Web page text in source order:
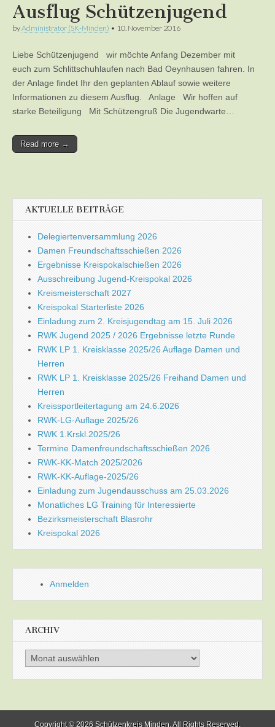
Ausflug Schützenjugend
byAdministrator (SK-Minden) • 10. November 2016
Liebe Schützenjugend wir möchte Anfang Dezember mit
euch zum Schlittschuhlaufen nach Bad Oeynhausen fahren. In
der Anlage findet Ihr den geplanten Ablauf sowie weitere
Informationen zu diesem Ausflug. Anlage Wir hoffen auf
starke Beteiligung Mit Schützengruß Die Jugendwarte…
Read more →
AKTUELLE BEITRÄGE
Delegiertenversammlung 2026
Damen Freundschaftsschießen 2026
Ergebnisse Kreispokalschießen 2026
Ausschreibung Jugend-Kreispokal 2026
Kreismeisterschaft 2027
Kreispokal Starterliste 2026
Einladung zum 2. Kreisjugendtag am 15. Juli 2026
RWK Jugend 2025 / 2026 Ergebnisse letzte Runde
RWK LP 1. Kreisklasse 2025/26 Auflage Damen und
Herren
RWK LP 1. Kreisklasse 2025/26 Freihand Damen und
Herren
Kreissportleitertagung am 24.6.2026
RWK-LG-Auflage 2025/26
RWK 1.Krskl.2025/26
Termine Damenfreundschaftsschießen 2026
RWK-KK-Match 2025/2026
RWK-KK-Auflage-2025/26
Einladung zum Jugendausschuss am 25.03.2026
Monatliches LG Training für Interessierte
Bezirksmeisterschaft Blasrohr
Kreispokal 2026
Anmelden
ARCHIV
Archiv
Copyright © 2026 Schützenkreis Minden. All Rights Reserved.